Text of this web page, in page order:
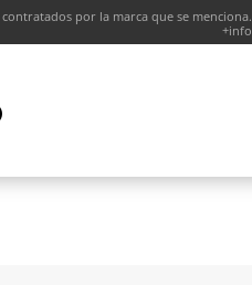
por la marca que se menciona.
+info